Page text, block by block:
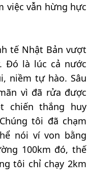
việc vẫn hừng hực
tế Nhật Bản vượt
Đó là lúc cả nước
niềm tự hào. Sâu
vì đã rửa được
chiến thắng huy
tôi đã chạm
nói ví von bằng
100km đó, thế
tôi chỉ chạy 2km